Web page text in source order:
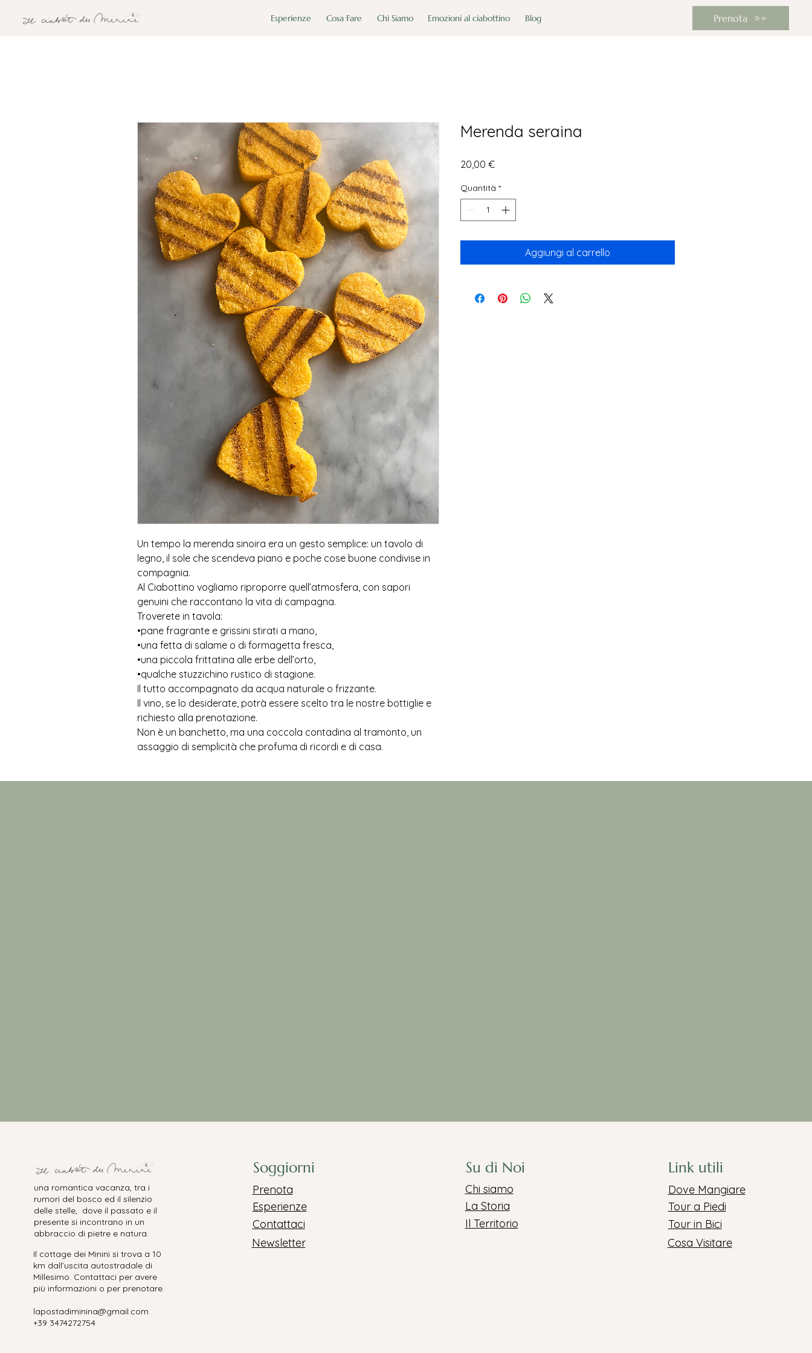
Esperienze Cosa Fare Chi Siamo Emozioni al ciabottino Blog Prenota
Un tempo la merenda sinoira era un gesto semplice: un tavolo di
legno, il sole che scendeva piano e poche cose buone condivise in
compagnia.
Al Ciabottino vogliamo riproporre quell’atmosfera, con sapori
genuini che raccontano la vita di campagna.
Troverete in tavola:
•pane fragrante e grissini stirati a mano,
•una fetta di salame o di formagetta fresca,
•una piccola frittatina alle erbe dell’orto,
•qualche stuzzichino rustico di stagione.
Il tutto accompagnato da acqua naturale o frizzante.
Il vino, se lo desiderate, potrà essere scelto tra le nostre bottiglie e
richiesto alla prenotazione.
Non è un banchetto, ma una coccola contadina al tramonto, un
assaggio di semplicità che profuma di ricordi e di casa.
Merenda seraina
20,00 €Prezzo
Quantità *
Aggiungi al carrello
una romantica vacanza, tra i
rumori del bosco ed il silenzio
delle stelle, dove il passato e il
presente si incontrano in un
abbraccio di pietre e natura.
Il cottage dei Minini si trova a 10
km dall’uscita autostradale di
Millesimo. Contattaci per avere
più informazioni o per prenotare.
lapostadiminina@gmail.com
+39 3474272754
Soggiorni
Prenota
Esperienze
Contattaci
Newsletter
Su di Noi
Chi siamo
La Storia
Il Territorio
Link utili
Dove Mangiare
Tour a Piedi
Tour in Bici
Cosa Visitare